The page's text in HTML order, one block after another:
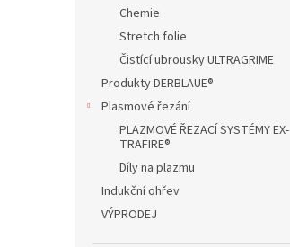
Chemie
Stretch folie
Čistící ubrousky ULTRAGRIME
Produkty DERBLAUE®
Plasmové řezání
PLAZMOVÉ ŘEZACÍ SYSTÉMY EX-
TRAFIRE®
Díly na plazmu
Indukční ohřev
VÝPRODEJ